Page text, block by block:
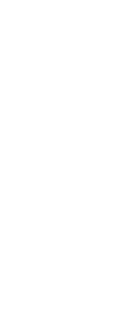
вулиця Василя
APOLLO
APOLLO
вулиця
APOLLO
вулиця
APOLLO
проспект